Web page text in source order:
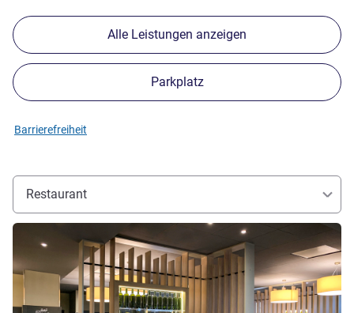
Alle Leistungen anzeigen
Parkplatz
Barrierefreiheit
Restaurant
Details ansehen